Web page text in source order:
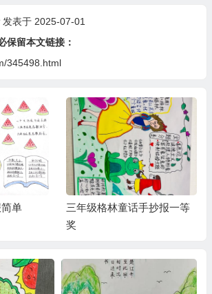
发表于 2025-07-01
保留本文链接：
345498.html
单
三年级格林童话手抄报一等
奖